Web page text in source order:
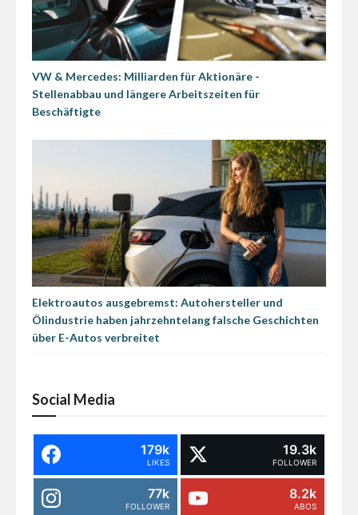
VW & Mercedes: Milliarden für Aktionäre -
Stellenabbau und längere Arbeitszeiten für
Beschäftigte
Elektroautos ausgebremst: Autohersteller und
Ölindustrie haben jahrzehntelang falsche Geschichten
über E-Autos verbreitet
Social Media
179k
LIKES
19.3k
FOLLOWER
77k
FOLLOWER
8.2k
ABOS